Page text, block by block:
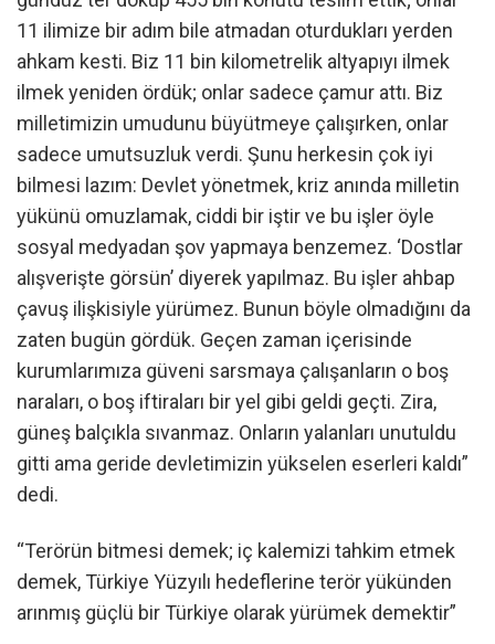
11 ilimize bir adım bile atmadan oturdukları yerden
ahkam kesti. Biz 11 bin kilometrelik altyapıyı ilmek
ilmek yeniden ördük; onlar sadece çamur attı. Biz
milletimizin umudunu büyütmeye çalışırken, onlar
sadece umutsuzluk verdi. Şunu herkesin çok iyi
bilmesi lazım: Devlet yönetmek, kriz anında milletin
yükünü omuzlamak, ciddi bir iştir ve bu işler öyle
sosyal medyadan şov yapmaya benzemez. ‘Dostlar
alışverişte görsün’ diyerek yapılmaz. Bu işler ahbap
çavuş ilişkisiyle yürümez. Bunun böyle olmadığını da
zaten bugün gördük. Geçen zaman içerisinde
kurumlarımıza güveni sarsmaya çalışanların o boş
naraları, o boş iftiraları bir yel gibi geldi geçti. Zira,
güneş balçıkla sıvanmaz. Onların yalanları unutuldu
gitti ama geride devletimizin yükselen eserleri kaldı”
dedi.
“Terörün bitmesi demek; iç kalemizi tahkim etmek
demek, Türkiye Yüzyılı hedeflerine terör yükünden
arınmış güçlü bir Türkiye olarak yürümek demektir”